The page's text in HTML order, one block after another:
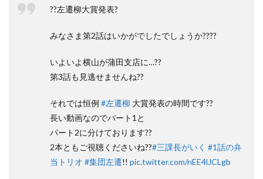
??左遷柳大賞発表?
みなさま第2話はいかがでしたでしょうか????
いよいよ横山が蒲田支店に…??
第3話も見逃せませんね??
それでは恒例 #左遷柳 大賞発表の時間です??
長い動画なのでパート1と
パート2に分けております??
2本ともご視聴くださいね??#三課長がいく #1話の弁
当トリオ #集団左遷!! pic.twitter.com/nEE4lJCLgb